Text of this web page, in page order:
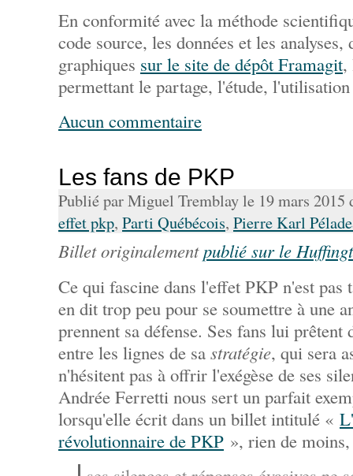
En conformité avec la méthode
code source, les données et les
graphiques sur le site de dépôt Framagit,
permettant le partage, l'étude,
Aucun commentaire
Les fans de PKP
Publié par Miguel Tremblay le 19 mars 2015
effet pkp, Parti Québécois, Pierre Karl
Billet originalementpublié sur le
Ce qui fascine dans l'effet PKP n'est
en dit trop peu pour se soumettre à une
prennent sa défense. Ses fans lui prêtent
entre les lignes de sa stratégie, qui sera
n'hésitent pas à offrir l'exégèse de ses
Andrée Ferretti nous sert un parfait
lorsqu'elle écrit dans un billet intitulé «
révolutionnaire de PKP », rien de